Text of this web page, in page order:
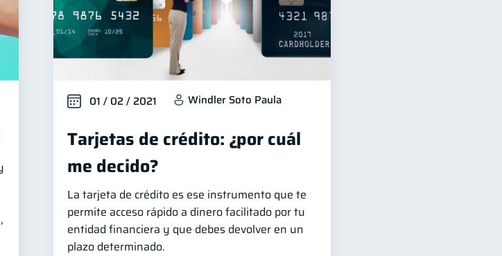
01 / 02 / 2021 Windler Soto Paula
Tarjetas de crédito: ¿por cuál
me decido?
La tarjeta de crédito es ese instrumento que te
permite acceso rápido a dinero facilitado por tu
entidad financiera y que debes devolver en un
plazo determinado.